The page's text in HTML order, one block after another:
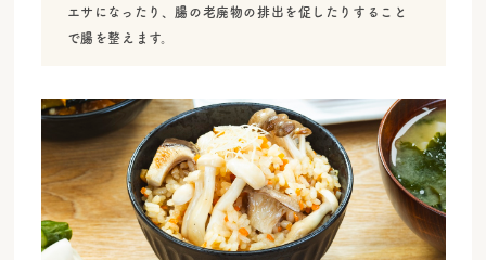
エサになったり、腸の老廃物の排出を促したりすること
で腸を整えます。